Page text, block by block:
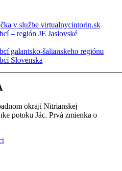
v službe virtualnycintorin.sk
– región JE Jaslovské
galantsko-šalianskeho regiónu
Slovenska
okraji Nitrianskej
potoku Jác. Prvá zmienka o